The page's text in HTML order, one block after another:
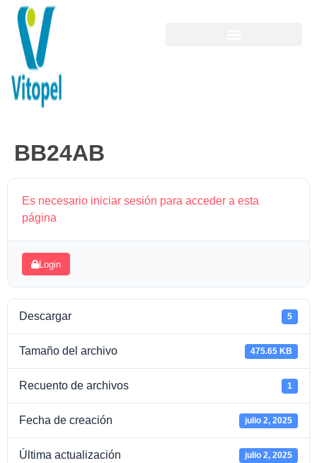
BB24AB
Es necesario iniciar sesión para acceder a esta
página
Login
Descargar 5
Tamaño del archivo 475.65 KB
Recuento de archivos 1
Fecha de creación julio 2, 2025
Última actualización julio 2, 2025